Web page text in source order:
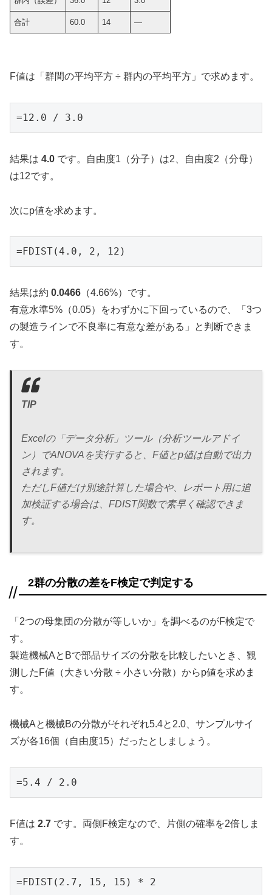
合計 60.0 14 —
F値は「群間の平均平方 ÷ 群内の平均平方」で求めます。
=12.0 / 3.0
結果は 4.0 です。自由度1（分子）は2、自由度2（分母）
は12です。
次にp値を求めます。
=FDIST(4.0, 2, 12)
結果は約 0.0466 （4.66%）です。
有意水準5%（0.05）をわずかに下回っているので、「3つ
の製造ラインで不良率に有意な差がある」と判断できま
す。
TIP
Excelの「データ分析」ツール（分析ツールアドイ
ン）でANOVAを実行すると、F値とp値は自動で出力
されます。
ただしF値だけ別途計算した場合や、レポート用に追
加検証する場合は、FDIST関数で素早く確認できま
す。
2群の分散の差をF検定で判定する
「2つの母集団の分散が等しいか」を調べるのがF検定で
す。
製造機械AとBで部品サイズの分散を比較したいとき、観
測したF値（大きい分散 ÷ 小さい分散）からp値を求めま
す。
機械Aと機械Bの分散がそれぞれ5.4と2.0、サンプルサイ
ズが各16個（自由度15）だったとしましょう。
=5.4 / 2.0
F値は 2.7 です。両側F検定なので、片側の確率を2倍しま
す。
=FDIST(2.7, 15, 15) * 2